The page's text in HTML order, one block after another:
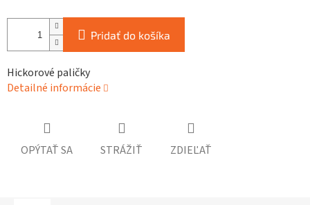
Pridať do košíka
Hickorové paličky
Detailné informácie
OPÝTAŤ SA STRÁŽIŤ ZDIEĽAŤ